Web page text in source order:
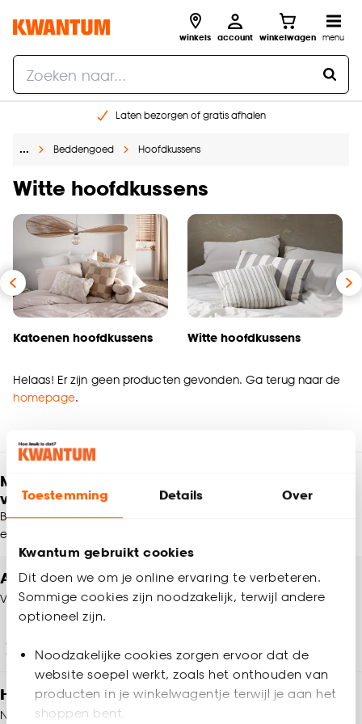
Toestemming Details Over
Kwantum gebruikt cookies
Dit doen we om je online ervaring te verbeteren.
Sommige cookies zijn noodzakelijk, terwijl andere
optioneel zijn.
Noodzakelijke cookies zorgen ervoor dat de
website soepel werkt, zoals het onthouden van
producten in je winkelwagentje terwijl je aan het
shoppen bent.
winkels account winkelwagen menu
Laten bezorgen of gratis afhalen
Gratis raam advies en opmeten aan huis
… Beddengoed Hoofdkussens
Witte hoofdkussens
Katoenen hoofdkussens Witte hoofdkussens
Helaas! Er zijn geen producten gevonden. Ga terug naar de
homepage.
Meld je aan en ontvang € 5,- korting op je
volgende bestelling
Blijf per e-mail op de hoogte van leuke aanbiedingen, inspiratie
en meer!
Altijd een winkel in de buurt
Vind jouw Kwantum winkel
Winkels en openingstijden
Heb je vragen?
Neem contact op met onze klantenservice